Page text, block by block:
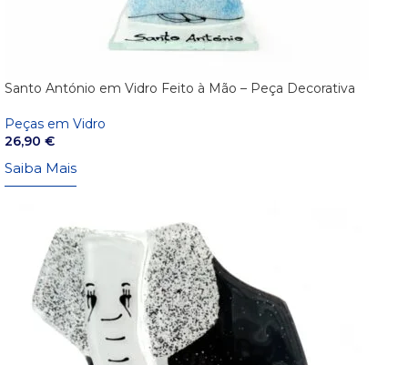
Santo António em Vidro Feito à Mão – Peça Decorativa
Peças em Vidro
26,90 €
Saiba Mais